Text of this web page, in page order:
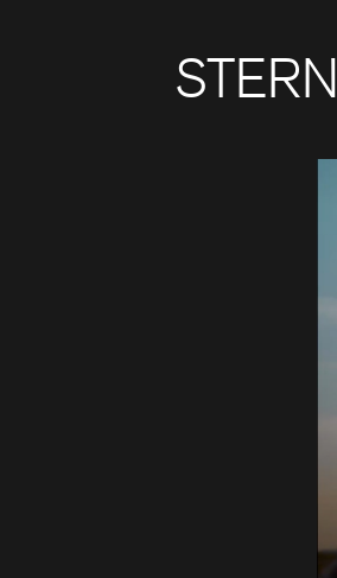
STERN